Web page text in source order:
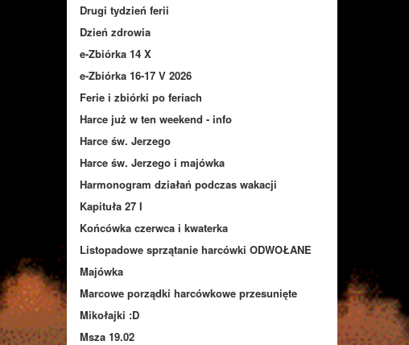
Drugi tydzień ferii
Dzień zdrowia
e-Zbiórka 14 X
e-Zbiórka 16-17 V 2026
Ferie i zbiórki po feriach
Harce już w ten weekend - info
Harce św. Jerzego
Harce św. Jerzego i majówka
Harmonogram działań podczas wakacji
Kapituła 27 I
Końcówka czerwca i kwaterka
Listopadowe sprzątanie harcówki ODWOŁANE
Majówka
Marcowe porządki harcówkowe przesunięte
Mikołajki :D
Msza 19.02